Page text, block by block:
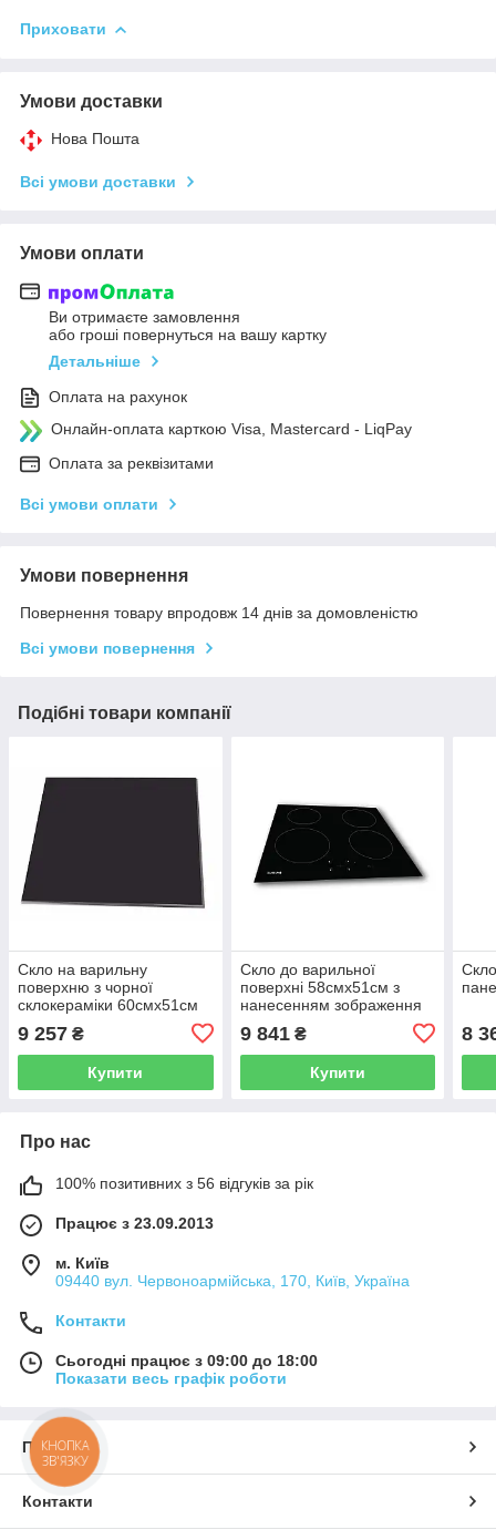
Приховати
Умови доставки
Нова Пошта
Всі умови доставки
Умови оплати
Ви отримаєте замовлення
або гроші повернуться на вашу картку
Детальніше
Оплата на рахунок
Онлайн-оплата карткою Visa, Mastercard - LiqPay
Оплата за реквізитами
Всі умови оплати
Умови повернення
Повернення товару впродовж 14 днів за домовленістю
Всі умови повернення
Подібні товари компанії
Скло на варильну
поверхню з чорної
склокераміки 60смх51см
9 257 ₴
Купити
Скло до варильної
поверхні 58смх51см з
нанесенням зображення
9 841₴
Купити
8
Про нас
100% позитивних з 56 відгуків за рік
Працює з 23.09.2013
м. Київ
09440 вул. Червоноармійська, 170, Київ, Україна
Контакти
Сьогодні працює з 09:00 до 18:00
Показати весь графік роботи
Про нас
Контакти
КНОПКА
ЗВ'ЯЗКУ